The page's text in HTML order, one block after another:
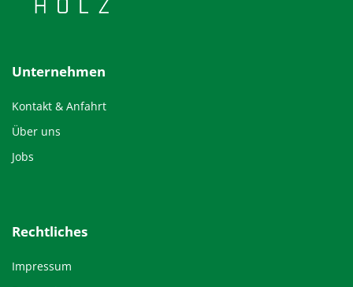
Unternehmen
Kontakt & Anfahrt
Über uns
Jobs
Rechtliches
Impressum